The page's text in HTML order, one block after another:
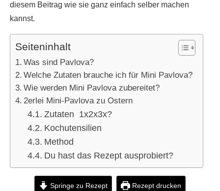
diesem Beitrag wie sie ganz einfach selber machen
kannst.
Seiteninhalt
Was sind Pavlova?
Welche Zutaten brauche ich für Mini Pavlova?
Wie werden Mini Pavlova zubereitet?
2erlei Mini-Pavlova zu Ostern
Zutaten 1x2x3x?
Kochutensilien
Method
Du hast das Rezept ausprobiert?
Springe zu Rezept Rezept drucken